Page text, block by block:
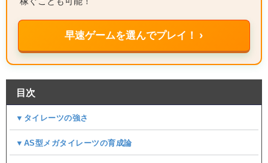
早速ゲームを選んでプレイ！ ›
目次
▼タイレーツの強さ
▼AS型メガタイレーツの育成論